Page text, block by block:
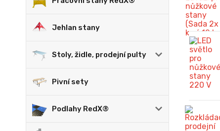
Jehlan stany
Stoly, židle, prodejní pulty
Pivní sety
Podlahy RedX®